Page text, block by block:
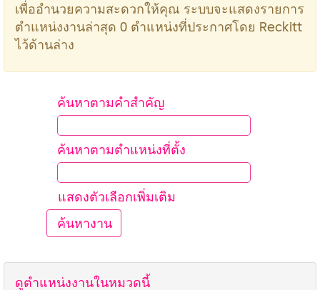
เพื่ออำนวยความสะดวกให้คุณ ระบบจะแสดงรายการ
ตำแหน่งงานล่าสุด 0 ตำแหน่งที่ประกาศโดย Reckitt
ไว้ด้านล่าง
ค้นหาตามคำสำคัญ
ค้นหาตามตำแหน่งที่ตั้ง
แสดงตัวเลือกเพิ่มเติม
ดูตำแหน่งงานในหมวดนี้